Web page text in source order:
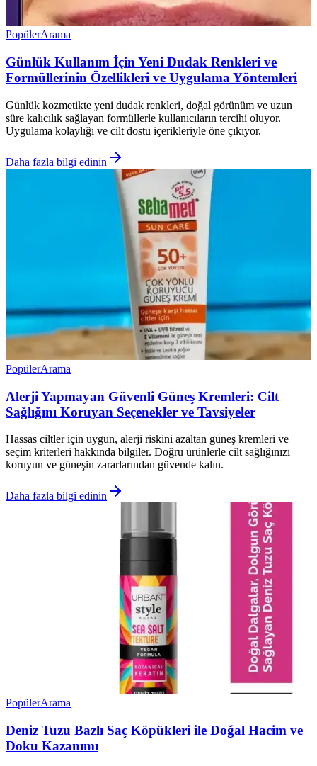
PopülerArama
Günlük Kullanım İçin Yeni Dudak Renkleri ve
Formüllerinin Özellikleri ve Uygulama Yöntemleri
Günlük kozmetikte yeni dudak renkleri, doğal görünüm ve uzun
süre kalıcılık sağlayan formüllerle kullanıcıların tercihi oluyor.
Uygulama kolaylığı ve cilt dostu içerikleriyle öne çıkıyor.
Daha fazla bilgi edinin
PopülerArama
Alerji Yapmayan Güvenli Güneş Kremleri: Cilt
Sağlığını Koruyan Seçenekler ve Tavsiyeler
Hassas ciltler için uygun, alerji riskini azaltan güneş kremleri ve
seçim kriterleri hakkında bilgiler. Doğru ürünlerle cilt sağlığınızı
koruyun ve güneşin zararlarından güvende kalın.
Daha fazla bilgi edinin
PopülerArama
Deniz Tuzu Bazlı Saç Köpükleri ile Doğal Hacim ve
Doku Kazanımı